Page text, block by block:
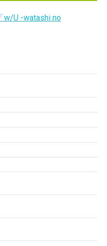
「w/U -watashi no